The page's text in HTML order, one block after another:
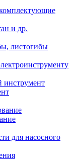
и др.
листогибы
инструмент
для насосного